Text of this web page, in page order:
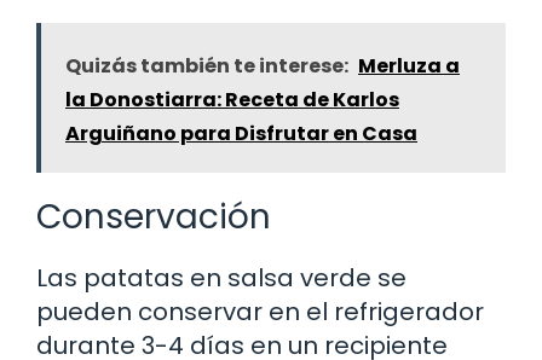
Quizás también te interese: Merluza a
la Donostiarra: Receta de Karlos
Arguiñano para Disfrutar en Casa
Conservación
Las patatas en salsa verde se
pueden conservar en el refrigerador
durante 3-4 días en un recipiente